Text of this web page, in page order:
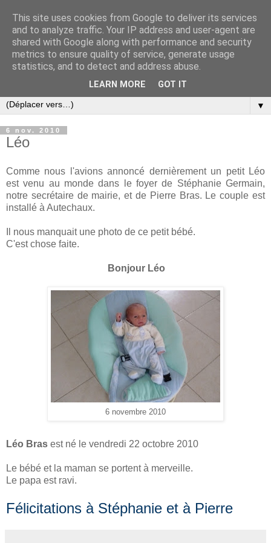
▼
6 nov. 2010
Léo
Comme nous l'avions annoncé dernièrement un petit Léo
est venu au monde dans le foyer de Stéphanie Germain,
notre secrétaire de mairie, et de Pierre Bras. Le couple est
installé à Autechaux.
Il nous manquait une photo de ce petit bébé.
C'est chose faite.
Bonjour Léo
6 novembre 2010
Léo Bras est né le vendredi 22 octobre 2010
Le bébé et la maman se portent à merveille.
Le papa est ravi.
Félicitations à Stéphanie et à Pierre
This site uses cookies from Google to deliver its services
and to analyze traffic. Your IP address and user-agent are
shared with Google along with performance and security
metrics to ensure quality of service, generate usage
statistics, and to detect and address abuse.
LEARN MORE GOT IT